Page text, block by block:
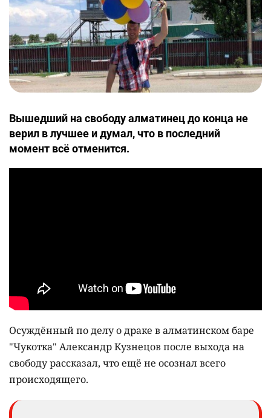
Вышедший на свободу алматинец до конца не
верил в лучшее и думал, что в последний
момент всё отменится.
Осуждённый по делу о драке в алматинском баре
"Чукотка" Александр Кузнецов после выхода на
свободу рассказал, что ещё не осознал всего
происходящего.